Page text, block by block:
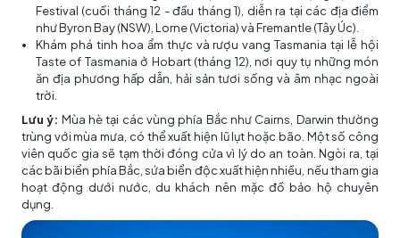
Festival (cuối tháng 12 - đầu tháng 1), diễn ra tại các địa điểm
như Byron Bay (NSW), Lorne (Victoria) và Fremantle (Tây Úc).
Khám phá tinh hoa ẩm thực và rượu vang Tasmania tại lễ hội
Taste of Tasmania ở Hobart (tháng 12), nơi quy tụ những món
ăn địa phương hấp dẫn, hải sản tươi sống và âm nhạc ngoài
trời.
Lưu ý: Mùa hè tại các vùng phía Bắc như Cairns, Darwin thường
trùng với mùa mưa, có thể xuất hiện lũ lụt hoặc bão. Một số công
viên quốc gia sẽ tạm thời đóng cửa vì lý do an toàn. Ngòi ra, tại
các bãi biển phía Bắc, sứa biển độc xuất hiện nhiều, nếu tham gia
hoạt động dưới nước, du khách nên mặc đồ bảo hộ chuyên
dụng.